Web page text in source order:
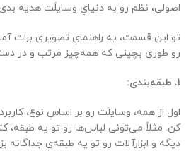
اصولی، نظم رو به دنیایِ وسایلَت هدیه
تو این قسمت، یه راهنمایِ تصویری برات
رو طوری بچینی که همه‌چیز مرتب و در
1. طبقه‌بندی:
اول از همه، وسایلَت رو بر اساسِ نوع،
کن. مثلاً می‌تونی لباس‌ها رو تو یه طبقه،
دیگه و ابزارآلات رو تو یه طبقه‌یِ جداگانه